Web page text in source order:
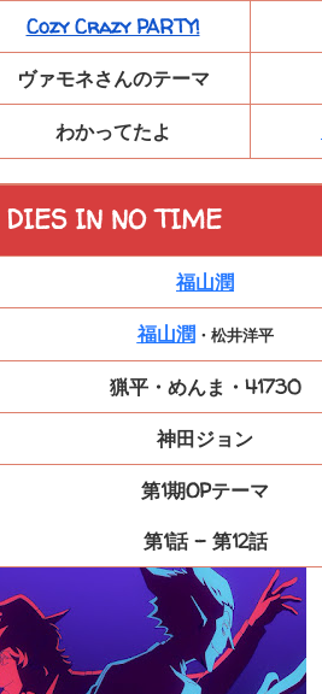
Cozy Crazy PARTY!
ヴァモネさんのテーマ
わかってたよ
DIES IN NO TIME
福山潤
福山潤 ・松井洋平
猟平・めんま・41730
神田ジョン
第1期OPテーマ
第1話 - 第12話